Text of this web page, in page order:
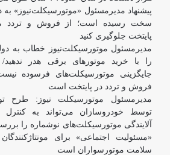
پیشنهاد مدیرمسئول «موتورسیکلت‌نیوز»
سخت رسیده است؛ از فروش و تردد
پایتخت جلوگیری کنید
مدیرمسئول موتورسیکلت‌نیوز خطاب به
را با خرید موتورهای برقی هدر
جایگزینی موتورسیکلت‌های فرسوده
فروش و تردد در پایتخت است
مدیرمسئول موتورسیکلت نیوز: طرح
توسط خودروسازان می‌تواند به کنترل
آلایندگی موتورسیکلت‌های نوشماره را
«مسئولیت اجتماعی» برای
سلامت موتورسواران است